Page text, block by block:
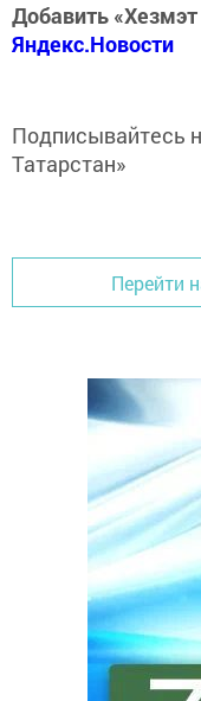
Добавить
Яндекс.Новости
Подписывайтесь
Татарстан»
Перейти